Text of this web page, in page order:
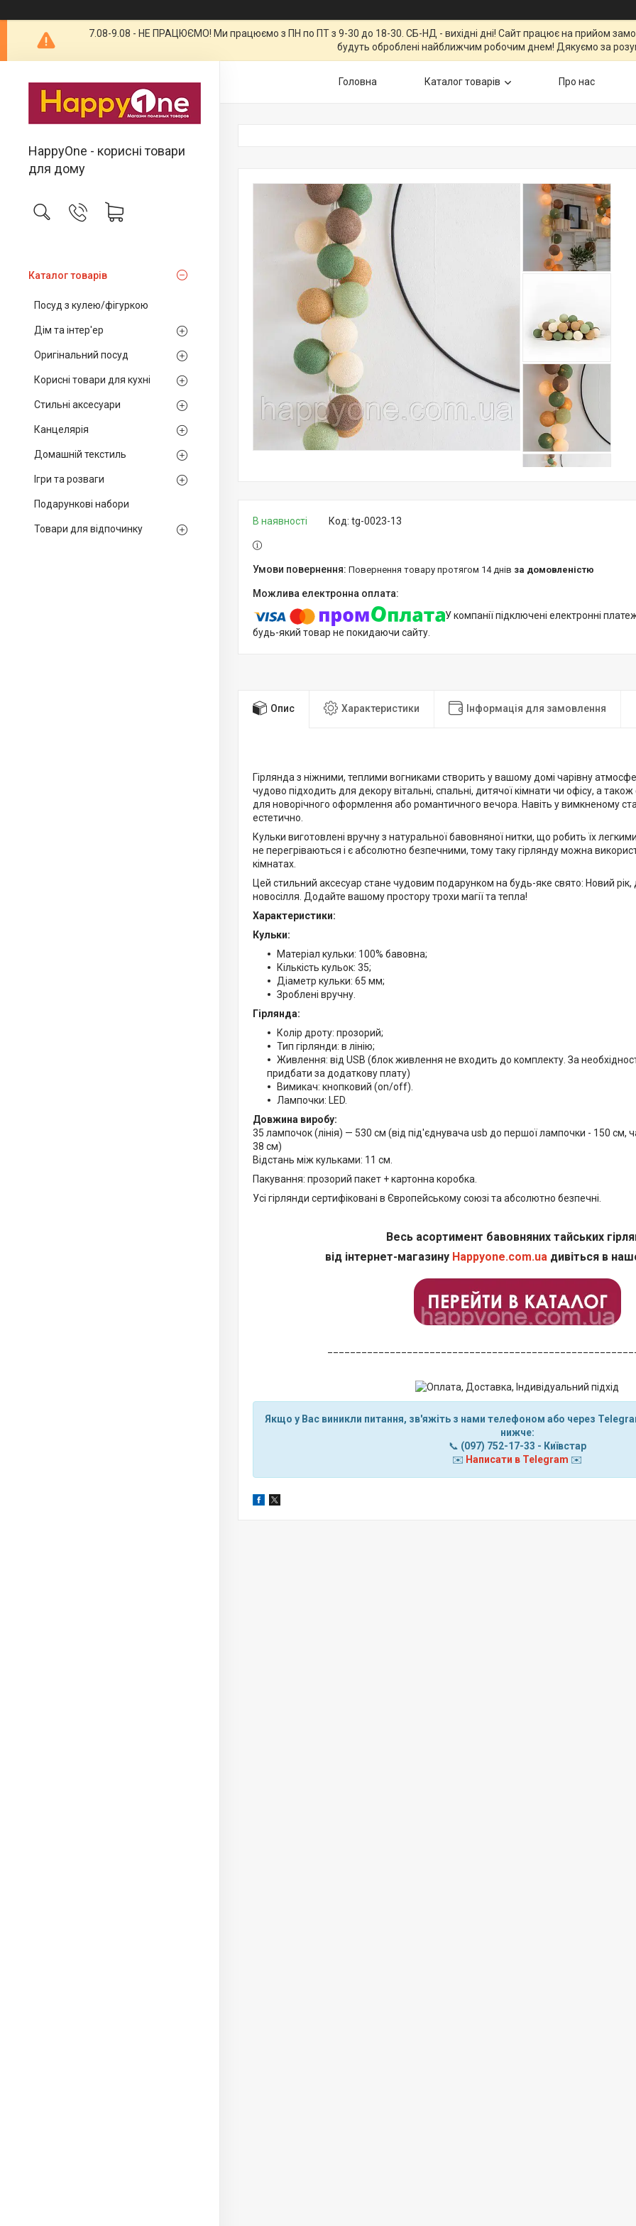
7.08-9.08 - НЕ ПРАЦЮЄМО! Ми працюємо з ПН по ПТ з 9-30 до 18-30. СБ-НД - вихідні дні! Сайт працює на прийом
будуть оброблені найближчим робочим днем! Дякуємо за
HappyOne - корисні товари
для дому
Каталог товарів
Посуд з кулею/фігуркою
Дім та інтер'ер
Оригінальний посуд
Корисні товари для кухні
Стильні аксесуари
Канцелярія
Домашній текстиль
Ігри та розваги
Подарункові набори
Товари для відпочинку
Головна Каталог товарів Про нас
В наявності Код: tg-0023-13
повернення товару протягом 14 днів за домовленістю
У компанії підключені електронні
будь-який товар не покидаючи сайту.
Опис Характеристики Інформація для замовлення
Гірлянда з ніжними, теплими вогниками створить у вашому домі чарівну
чудово підходить для декору вітальні, спальні, дитячої кімнати чи офісу, а
для новорічного оформлення або романтичного вечора. Навіть у вимкненому
естетично.
Кульки виготовлені вручну з натуральної бавовняної нитки, що робить їх
не перегріваються і є абсолютно безпечними, тому таку гірлянду можна
кімнатах.
Цей стильний аксесуар стане чудовим подарунком на будь-яке свято: Новий
новосілля. Додайте вашому простору трохи магії та тепла!
Характеристики:
Кульки:
Матеріал кульки: 100% бавовна;
Кількість кульок: 35;
Діаметр кульки: 65 мм;
Зроблені вручну.
Гірлянда:
Колір дроту: прозорий;
Тип гірлянди: в лінію;
Живлення: від USB (блок живлення не входить до комплекту. За
придбати за додаткову плату)
Вимикач: кнопковий (on/off).
Лампочки: LED.
Довжина виробу:
35 лампочок (лінія) — 530 см (від під'єднувача usb до першої лампочки - 150 см,
38 см)
Відстань між кульками: 11 см.
Пакування: прозорий пакет + картонна коробка.
Усі гірлянди сертифіковані в Європейському союзі та абсолютно безпечні.
Весь асортимент бавовняних тайських
від інтернет-магазину Happyone.com.ua дивіться в
Якщо у Вас виникли питання, зв'яжіть з нами телефоном або через
нижче:
📞 (097) 752-17-33 - Київстар
✉️ Написати в Telegram ✉️